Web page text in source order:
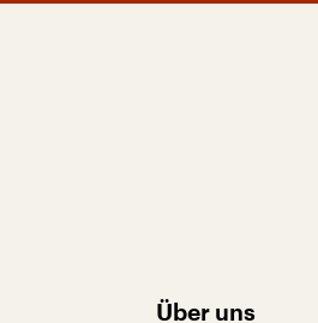
Über uns